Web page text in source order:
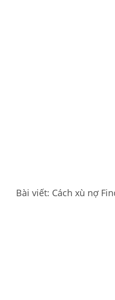
Bài viết: Cách xù nợ